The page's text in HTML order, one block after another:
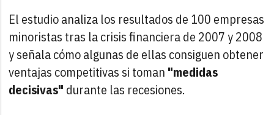
El estudio analiza los resultados de 100 empresas
minoristas tras la crisis financiera de 2007 y 2008
y señala cómo algunas de ellas consiguen obtener
ventajas competitivas si toman "medidas
decisivas" durante las recesiones.